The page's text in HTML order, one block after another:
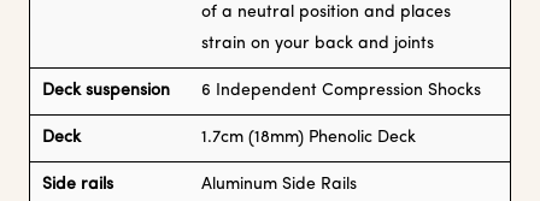
of a neutral position and places
strain on your back and joints
Deck suspension 6 Independent Compression Shocks
Deck 1.7cm (18mm) Phenolic Deck
Side rails Aluminum Side Rails